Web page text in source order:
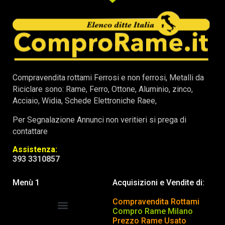
Compravendita rottami Ferrosi e non ferrosi, Metalli da
Riciclare sono: Rame, Ferro, Ottone, Aluminio, zinco,
Acciaio, Widia, Schede Elettroniche Raee,
Per Segnalazione Annunci non veritieri si prega di
contattare
Assistenza:
393 3310857
Menù 1
Acquisizioni e Vendite di:
Compravendita Rottami
Compro Rame Milano
Prezzo Rame Usato